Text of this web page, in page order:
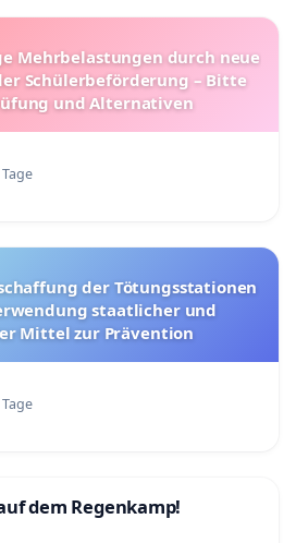
Mehrbelastungen durch neue
Schülerbeförderung – Bitte
und Alternativen
staatlicher und
Mittel zur Prävention
dem Regenkamp!